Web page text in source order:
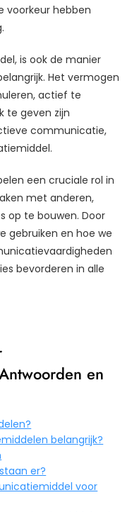
voorkeur hebben
is ook de manier
Het vermogen
actief te
te geven zijn
communicatie,
een cruciale rol in
met anderen,
op te bouwen. Door
gebruiken en hoe we
bevorderen in alle
en
belangrijk?
er?
voor